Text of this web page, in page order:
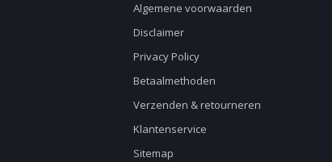
Algemene voorwaarden
Disclaimer
Privacy Policy
Betaalmethoden
Verzenden & retourneren
Klantenservice
Sitemap